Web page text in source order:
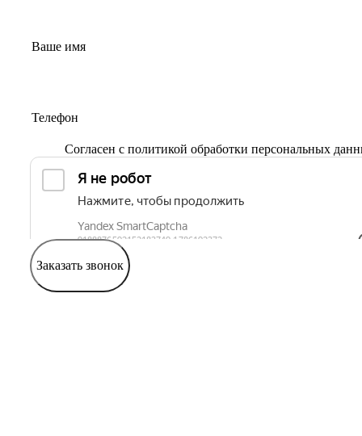
Согласен с политикой обработки персональных
Заказать звонок